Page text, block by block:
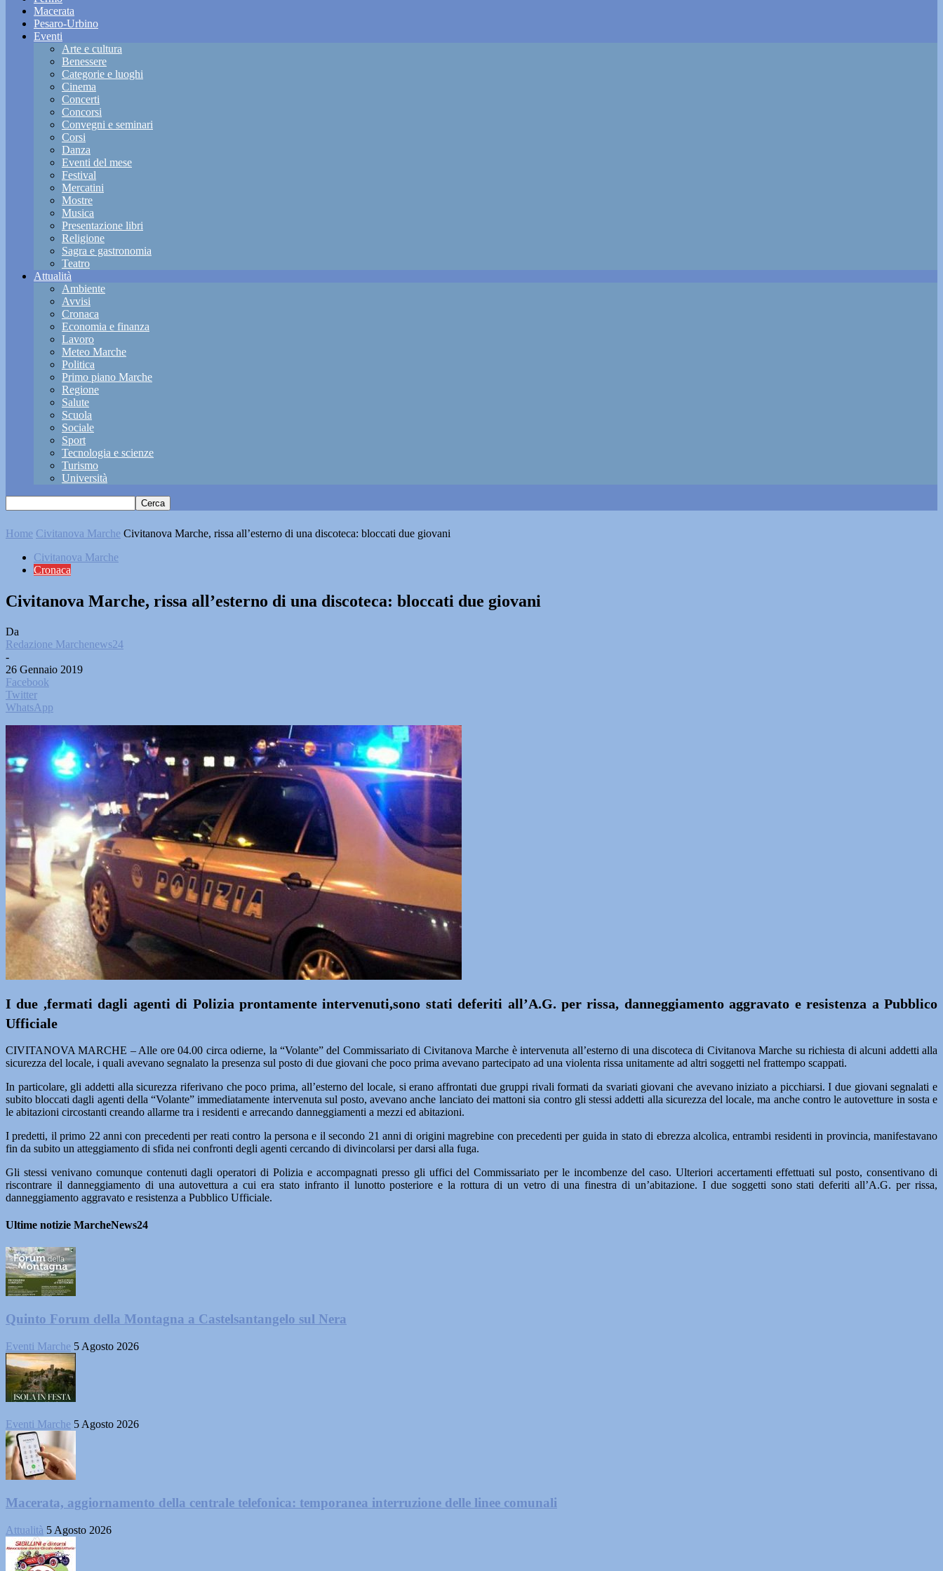
Macerata
Pesaro-Urbino
Eventi
Arte e cultura
Benessere
Categorie e luoghi
Cinema
Concerti
Concorsi
Convegni e seminari
Corsi
Danza
Eventi del mese
Festival
Mercatini
Mostre
Musica
Presentazione libri
Religione
Sagra e gastronomia
Teatro
Attualità
Ambiente
Avvisi
Cronaca
Economia e finanza
Lavoro
Meteo Marche
Politica
Primo piano Marche
Regione
Salute
Scuola
Sociale
Sport
Tecnologia e scienze
Turismo
Università
Home Civitanova Marche Civitanova Marche, rissa all’esterno di una discoteca: bloccati due giovani
Civitanova Marche
Cronaca
Civitanova Marche, rissa all’esterno di una discoteca: bloccati due giovani
Da
Redazione Marchenews24
-
26 Gennaio 2019
Facebook
Twitter
WhatsApp
I due ,fermati dagli agenti di Polizia prontamente intervenuti,sono stati deferiti all’A.G. per rissa, danneggiamento aggravato e resistenza a Pubblico
Ufficiale
CIVITANOVA MARCHE – Alle ore 04.00 circa odierne, la “Volante” del Commissariato di Civitanova Marche è intervenuta all’esterno di una discoteca di Civitanova Marche su richiesta di alcuni addetti alla
sicurezza del locale, i quali avevano segnalato la presenza sul posto di due giovani che poco prima avevano partecipato ad una violenta rissa unitamente ad altri soggetti nel frattempo scappati.
In particolare, gli addetti alla sicurezza riferivano che poco prima, all’esterno del locale, si erano affrontati due gruppi rivali formati da svariati giovani che avevano iniziato a picchiarsi. I due giovani segnalati e
subito bloccati dagli agenti della “Volante” immediatamente intervenuta sul posto, avevano anche lanciato dei mattoni sia contro gli stessi addetti alla sicurezza del locale, ma anche contro le autovetture in sosta e
le abitazioni circostanti creando allarme tra i residenti e arrecando danneggiamenti a mezzi ed abitazioni.
I predetti, il primo 22 anni con precedenti per reati contro la persona e il secondo 21 anni di origini magrebine con precedenti per guida in stato di ebrezza alcolica, entrambi residenti in provincia, manifestavano
fin da subito un atteggiamento di sfida nei confronti degli agenti cercando di divincolarsi per darsi alla fuga.
Gli stessi venivano comunque contenuti dagli operatori di Polizia e accompagnati presso gli uffici del Commissariato per le incombenze del caso. Ulteriori accertamenti effettuati sul posto, consentivano di
riscontrare il danneggiamento di una autovettura a cui era stato infranto il lunotto posteriore e la rottura di un vetro di una finestra di un’abitazione. I due soggetti sono stati deferiti all’A.G. per rissa,
danneggiamento aggravato e resistenza a Pubblico Ufficiale.
Ultime notizie MarcheNews24
Quinto Forum della Montagna a Castelsantangelo sul Nera
Eventi Marche 5 Agosto 2026
Eventi Marche 5 Agosto 2026
Macerata, aggiornamento della centrale telefonica: temporanea interruzione delle linee comunali
Attualità 5 Agosto 2026